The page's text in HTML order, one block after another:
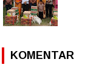
KOMENTAR